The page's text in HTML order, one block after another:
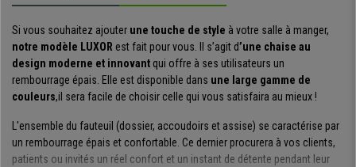
Si vous souhaitez ajouter une touche de style à votre salle à manger,
notre modèle LUXOR est fait pour vous. Il s’agit d’une chaise au
design moderne et innovant qui offre à ses utilisateurs un
rembourrage épais. Elle est disponible dans une large gamme de
couleurs,il sera facile de choisir celle qui vous satisfaira au mieux !
L'ensemble du fauteuil (dossier, accoudoirs et assise) se caractérise par
un rembourrage épais et confortable. Ce dernier procurera à vos clients,
patients ou invités un réel confort et un instant de détente pendant leur